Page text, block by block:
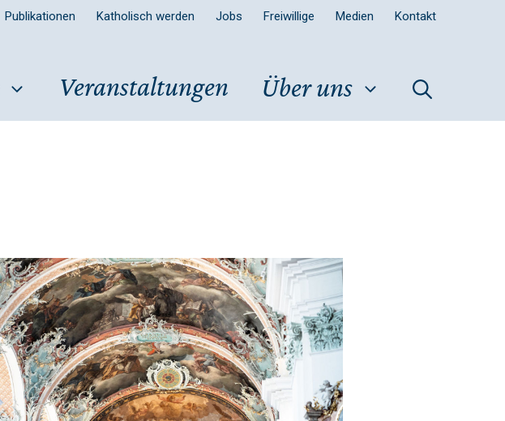
Publikationen Katholisch werden Jobs Freiwillige Medien Kontakt
Veranstaltungen Über uns